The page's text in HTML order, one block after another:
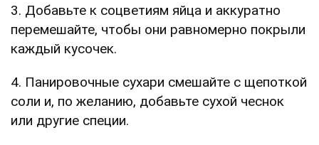
3. Добавьте к соцветиям яйца и аккуратно
перемешайте, чтобы они равномерно покрыли
каждый кусочек.
4. Панировочные сухари смешайте с щепоткой
соли и, по желанию, добавьте сухой чеснок
или другие специи.